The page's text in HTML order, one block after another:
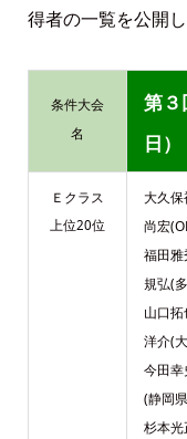
得者の一覧を公開し
条件大会
名
第３
日）
Ｅクラス
上位20位
大久保
尚宏
福田雅
規弘(多
山口
洋介(大
今田幸
(静岡県
杉本光